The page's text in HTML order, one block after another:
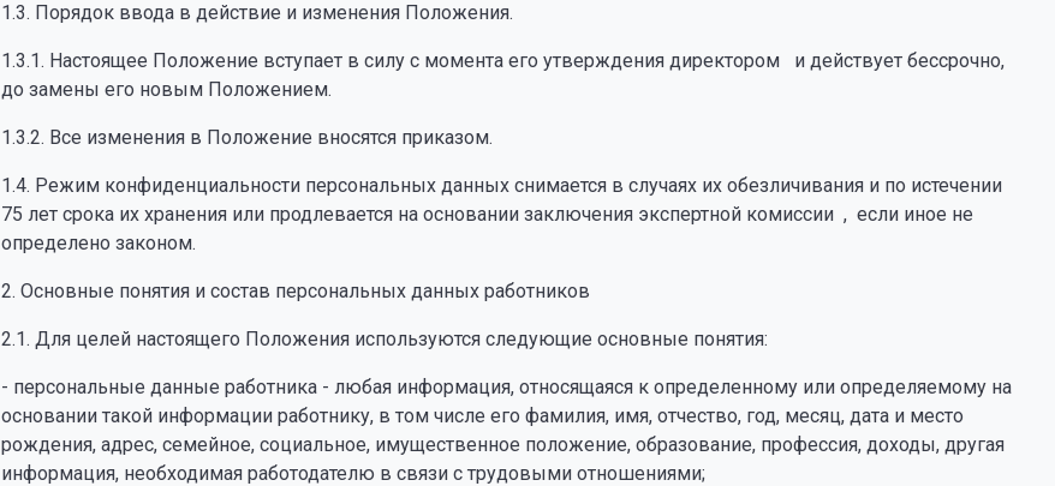
1.3. Порядок ввода в действие и изменения Положения.
1.3.1. Настоящее Положение вступает в силу с момента его утверждения директором и действует бессрочно,
до замены его новым Положением.
1.3.2. Все изменения в Положение вносятся приказом.
1.4. Режим конфиденциальности персональных данных снимается в случаях их обезличивания и по истечении
75 лет срока их хранения или продлевается на основании заключения экспертной комиссии , если иное не
определено законом.
2. Основные понятия и состав персональных данных работников
2.1. Для целей настоящего Положения используются следующие основные понятия:
- персональные данные работника - любая информация, относящаяся к определенному или определяемому на
основании такой информации работнику, в том числе его фамилия, имя, отчество, год, месяц, дата и место
рождения, адрес, семейное, социальное, имущественное положение, образование, профессия, доходы, другая
информация, необходимая работодателю в связи с трудовыми отношениями;